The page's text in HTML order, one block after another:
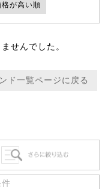
が高い順
せんでした。
ド一覧ページに戻る